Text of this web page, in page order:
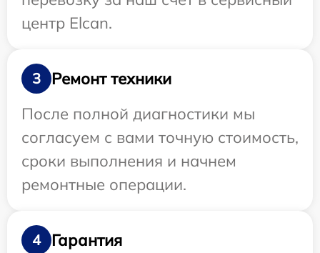
центр Elcan.
3
Ремонт техники
После полной диагностики мы
согласуем с вами точную стоимость,
сроки выполнения и начнем
ремонтные операции.
4
Гарантия